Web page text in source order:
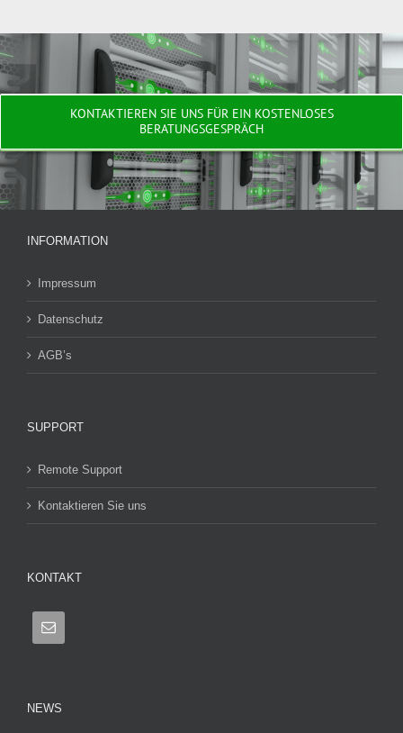
KONTAKTIEREN SIE UNS FÜR EIN KOSTENLOSES
BERATUNGSGESPRÄCH
INFORMATION
Impressum
Datenschutz
AGB’s
SUPPORT
Remote Support
Kontaktieren Sie uns
KONTAKT
NEWS